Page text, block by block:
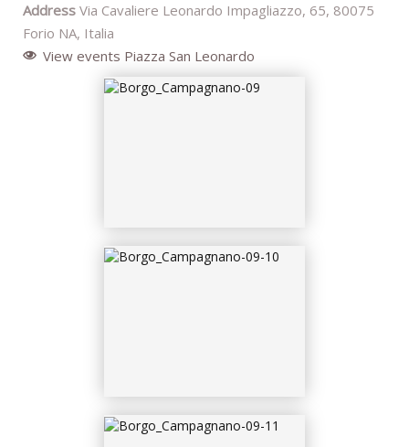
Address Via Cavaliere Leonardo Impagliazzo, 65, 80075
Forio NA, Italia
View events Piazza San Leonardo
BORGO_CAMPAGNANO-
BORGO_CAMPAGNANO-
BORGO_CAMPAGNANO-